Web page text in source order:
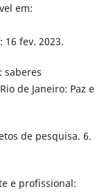
em:
16 fev. 2023.
saberes
de Janeiro: Paz e
de pesquisa. 6.
e profissional: